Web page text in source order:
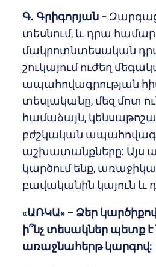
Գ. Գրիգորյան –
տեսնում, և դրա
մակրոտնտեսական
շուկայում ուժեղ
ապահովագրության
տեսլականը, մեզ մոտ
համաձայն,
բժշկական
աշխատանքները: Այս
կարծում ենք,
բավականին կայուն և
«ԱՌԿԱ» – Ձեր
ի՞նչ տեսակներ պետք
առաջնահերթ կարգով: